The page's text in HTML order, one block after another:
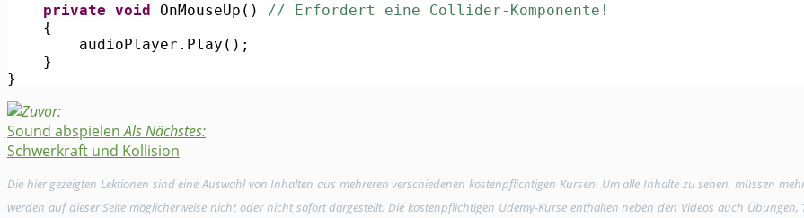
private void OnMouseUp()
// Erfordert eine Collider-Komponente!
    {
        audioPlayer.Play();
    }
Zuvor:
Sound abspielen Als Nächstes:
Schwerkraft und Kollision
Die hier gezeigten Lektionen sind eine Auswahl von Inhalten aus mehreren verschiedenen kostenpflichtigen Kursen. Um alle Inhalte zu sehen, müssen
werden auf dieser Seite möglicherweise nicht oder nicht sofort dargestellt. Die kostenpflichtigen Udemy-Kurse enthalten neben den Videos auch